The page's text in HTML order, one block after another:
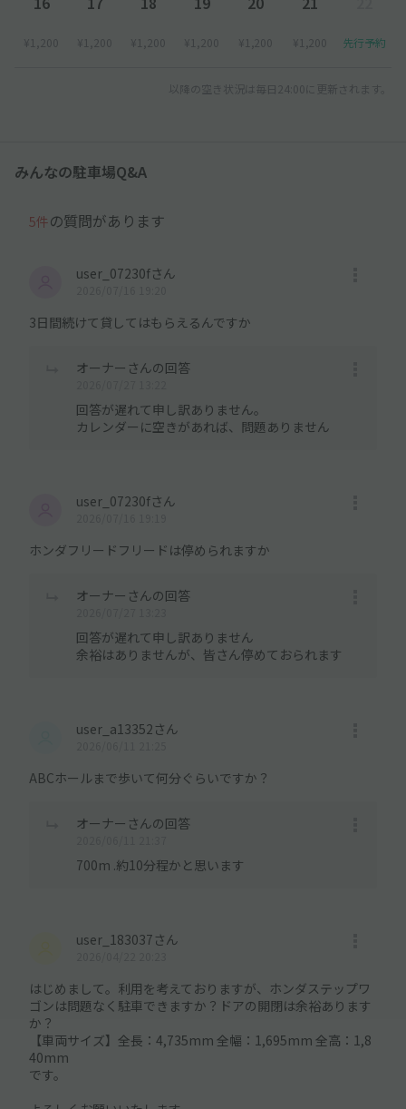
¥1,200 ¥1,200 ¥1,200 ¥1,200 ¥1,200 ¥1,200 先行予約
以降の空き状況は毎日24:00に更新されます。
みんなの駐車場Q&A
5件の質問があります
user_07230fさん
3日間続けて貸してはもらえるんですか
オーナーさんの回答
回答が遅れて申し訳ありません。
カレンダーに空きがあれば、問題ありません
user_07230fさん
ホンダフリードフリードは停められますか
オーナーさんの回答
回答が遅れて申し訳ありません
余裕はありませんが、皆さん停めておられます
user_a13352さん
ABCホールまで歩いて何分ぐらいですか？
オーナーさんの回答
700m .約10分程かと思います
user_183037さん
はじめまして。利用を考えておりますが、ホンダステップワ
ゴンは問題なく駐車できますか？ドアの開閉は余裕あります
か？
【車両サイズ】全長：4,735mm 全幅：1,695mm 全高：1,8
40mm
です。